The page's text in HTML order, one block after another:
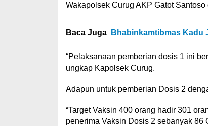
Wakapolsek Curug AKP Gatot
Baca Juga Bhabinkamtibmas Kadu
“Pelaksanaan pemberian dosis 1 ini
ungkap Kapolsek Curug.
Adapun untuk pemberian Dosis 2
“Target Vaksin 400 orang hadir 301
penerima Vaksin Dosis 2 sebanyak 86